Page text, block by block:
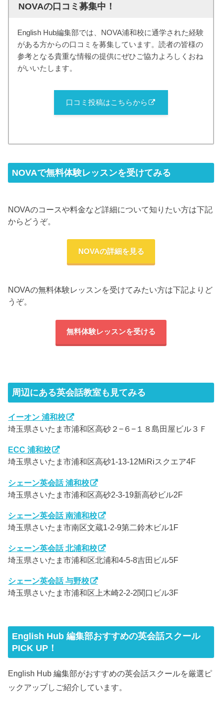
NOVAの口コミ募集中！
English Hub編集部では、NOVA浦和校に通学された経験
がある方からの口コミを募集しています。読者の皆様の
参考となる貴重な情報の提供にぜひご協力よろしくおね
がいいたします。
口コミ投稿はこちらから
NOVAで無料体験レッスンを受けてみる
NOVAのコースや料金など詳細について知りたい方は下記
からどうぞ。
NOVAの詳細を見る
NOVAの無料体験レッスンを受けてみたい方は下記よりど
うぞ。
無料体験レッスンを受ける
周辺にある英会話教室も見てみる
イーオン 浦和校
埼玉県さいたま市浦和区高砂２−６−１８島田屋ビル３Ｆ
ECC 浦和校
埼玉県さいたま市浦和区高砂1-13-12MiRiスクエア4F
シェーン英会話 浦和校
埼玉県さいたま市浦和区高砂2-3-19新高砂ビル2F
シェーン英会話 南浦和校
埼玉県さいたま市南区文蔵1‐2‐9第二鈴木ビル1F
シェーン英会話 北浦和校
埼玉県さいたま市浦和区北浦和4-5-8吉田ビル5F
シェーン英会話 与野校
埼玉県さいたま市浦和区上木崎2-2-2関口ビル3F
English Hub 編集部おすすめの英会話スクール
PICK UP！
English Hub 編集部がおすすめの英会話スクールを厳選ピ
ックアップしご紹介しています。